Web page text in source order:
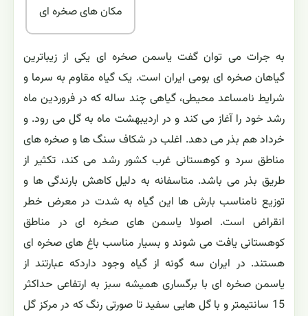
مکان های صخره ای
به جرات می توان گفت یاسمن صخره ای یکی از زیباترین
گیاهان صخره ای بومی ایران است. یک گیاه مقاوم به سرما و
شرایط نامساعد محیطی، گیاهی چند ساله که در فروردین ماه
رشد خود را آغاز می کند و در اردیبهشت ماه به گل می رود. و
خرداد هم بذر می دهد. اغلب در شکاف سنگ ها و صخره های
مناطق سرد و کوهستانی غرب کشور رشد می کند، تکثیر از
طریق بذر می باشد. متاسفانه به دلیل کاهش بارندگی ها و
توزیع نامناسب بارش ها این گیاه به شدت در معرض خطر
انقراض است. اصولا یاسمن های صخره ای در مناطق
کوهستانی یافت می شوند و بسیار مناسب باغ های صخره ای
هستند. در ایران سه گونه از گیاه وجود داردکه عبارتند از
یاسمن صخره ای با برگساری همیشه سبز به ارتفاعی حداکثر
15 سانتیمتر و با گل هایی سفید تا صورتی رنگ که در مرکز گل